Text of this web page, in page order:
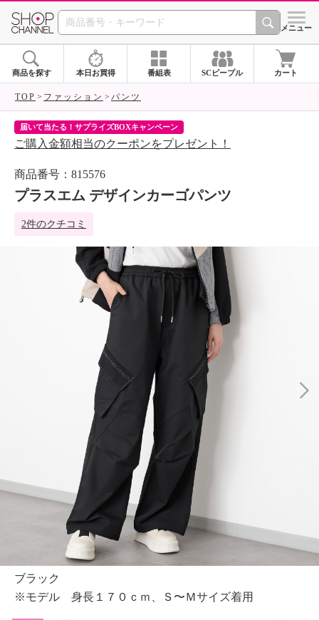
SHOP CHANNEL シメニュー
商品を探す 本日お買得 番組表 SCピープル カート
TOP ファッション パンツ
届いて当たる！サプライズBOXキャンペーン
ご購入金額相当のクーポンをプレゼント！
商品番号：815576
プラスエム デザインカーゴパンツ
2件のクチコミ
ブラック
※モデル 身長１７０ｃｍ、Ｓ〜Ｍサイズ着用